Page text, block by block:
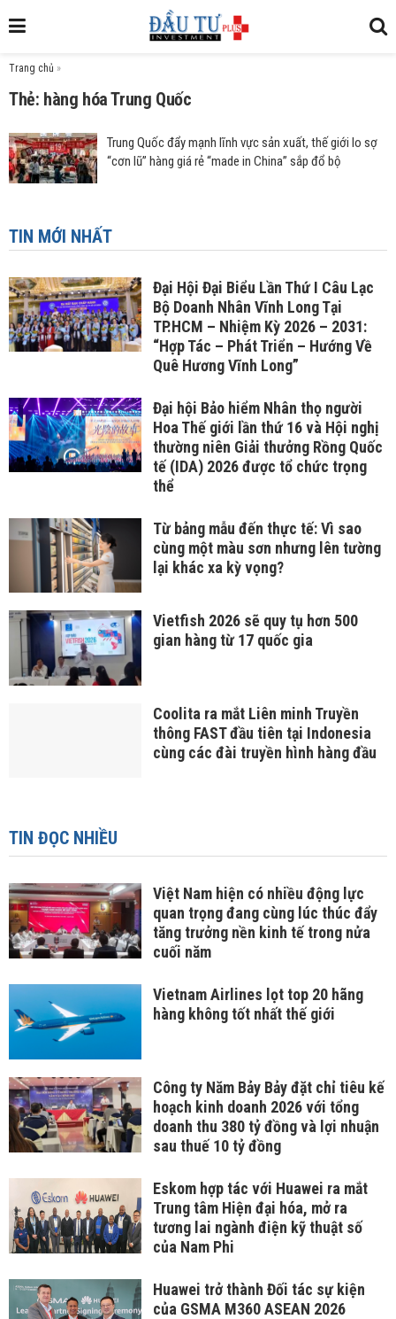
Trang chủ »
Thẻ: hàng hóa Trung Quốc
Trung Quốc đẩy mạnh lĩnh vực sản xuất, thế giới lo sợ
“cơn lũ” hàng giá rẻ “made in China” sắp đổ bộ
TIN MỚI NHẤT
Đại Hội Đại Biểu Lần Thứ I Câu Lạc
Bộ Doanh Nhân Vĩnh Long Tại
TP.HCM – Nhiệm Kỳ 2026 – 2031:
“Hợp Tác – Phát Triển – Hướng Về
Quê Hương Vĩnh Long”
Đại hội Bảo hiểm Nhân thọ người
Hoa Thế giới lần thứ 16 và Hội nghị
thường niên Giải thưởng Rồng Quốc
tế (IDA) 2026 được tổ chức trọng
thể
Từ bảng mẫu đến thực tế: Vì sao
cùng một màu sơn nhưng lên tường
lại khác xa kỳ vọng?
Vietfish 2026 sẽ quy tụ hơn 500
gian hàng từ 17 quốc gia
Coolita ra mắt Liên minh Truyền
thông FAST đầu tiên tại Indonesia
cùng các đài truyền hình hàng đầu
TIN ĐỌC NHIỀU
Việt Nam hiện có nhiều động lực
quan trọng đang cùng lúc thúc đẩy
tăng trưởng nền kinh tế trong nửa
cuối năm
Vietnam Airlines lọt top 20 hãng
hàng không tốt nhất thế giới
Công ty Năm Bảy Bảy đặt chỉ tiêu kế
hoạch kinh doanh 2026 với tổng
doanh thu 380 tỷ đồng và lợi nhuận
sau thuế 10 tỷ đồng
Eskom hợp tác với Huawei ra mắt
Trung tâm Hiện đại hóa, mở ra
tương lai ngành điện kỹ thuật số
của Nam Phi
Huawei trở thành Đối tác sự kiện
của GSMA M360 ASEAN 2026